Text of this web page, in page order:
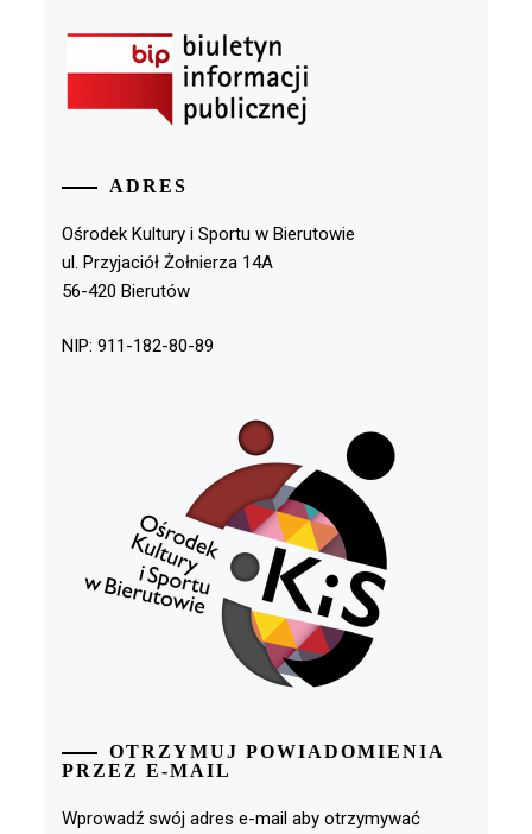
ADRES
Ośrodek Kultury i Sportu w Bierutowie
ul. Przyjaciół Żołnierza 14A
56-420 Bierutów
NIP: 911-182-80-89
OTRZYMUJ POWIADOMIENIA
PRZEZ E-MAIL
Wprowadź swój adres e-mail aby otrzymywać